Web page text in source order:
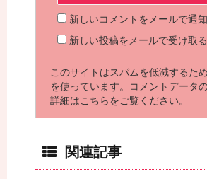
新しいコメントをメールで通知
新しい投稿をメールで受け取る
このサイトはスパムを低減するた
を使っています。
コメントデータ
詳細はこちらをご覧ください。
関連記事